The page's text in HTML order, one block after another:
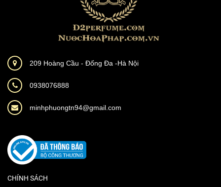
209 Hoàng Cầu - Đống Đa -Hà Nội
0938076888
minhphuongtn94@gmail.com
CHÍNH SÁCH